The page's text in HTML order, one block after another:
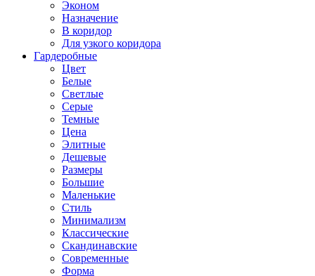
Эконом
Назначение
В коридор
Для узкого коридора
Гардеробные
Цвет
Белые
Светлые
Серые
Темные
Цена
Элитные
Дешевые
Размеры
Большие
Маленькие
Стиль
Минимализм
Классические
Скандинавские
Современные
Форма